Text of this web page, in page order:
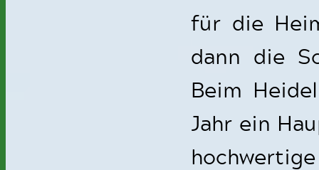
für die
dann die
Beim
Jahr ein